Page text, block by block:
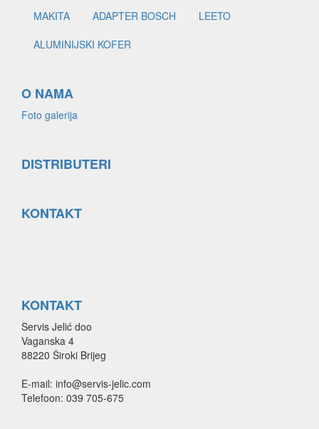
MAKITA
ADAPTER BOSCH
LEETO
ALUMINIJSKI KOFER
O NAMA
Foto galerija
DISTRIBUTERI
KONTAKT
KONTAKT
Servis Jelić doo
Vaganska 4
88220 Široki Brijeg
E-mail: info@servis-jelic.com
Telefoon: 039 705-675